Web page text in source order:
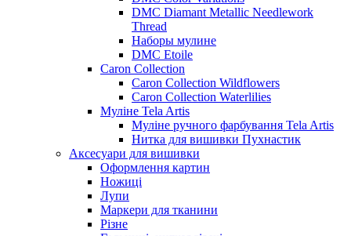
DMC Diamant Metallic Needlework
Thread
Наборы мулине
DMC Etoile
Caron Collection
Caron Collection Wildflowers
Caron Collection Waterlilies
Муліне Tela Artis
Муліне ручного фарбування Tela Artis
Нитка для вишивки Пухнастик
Аксесуари для вишивки
Оформлення картин
Ножиці
Лупи
Маркери для тканини
Різне